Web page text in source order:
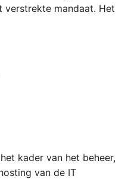
verstrekte mandaat. Het
kader van het beheer,
van de IT